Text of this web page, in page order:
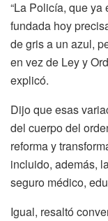
“La Policía, que
fundada hoy
de gris a un azul,
en vez de Ley y
explicó.
Dijo que esas
del cuerpo del
reforma y
incluido, además,
seguro médico,
Igual, resaltó